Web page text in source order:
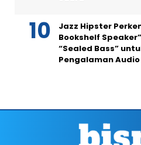
Jazz Hipster
Bookshelf
“Sealed Bass”
Pengalaman